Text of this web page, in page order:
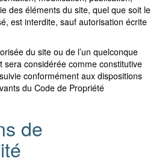
des éléments du site, quel que soit le
est interdite, sauf autorisation écrite
du site ou de l’un quelconque
sera considérée comme constitutive
conformément aux dispositions
du Code de Propriété
de